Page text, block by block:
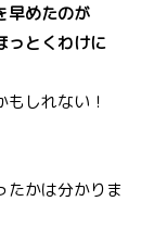
早めたのが
っとくわけに
しれない！
たかは分かりま